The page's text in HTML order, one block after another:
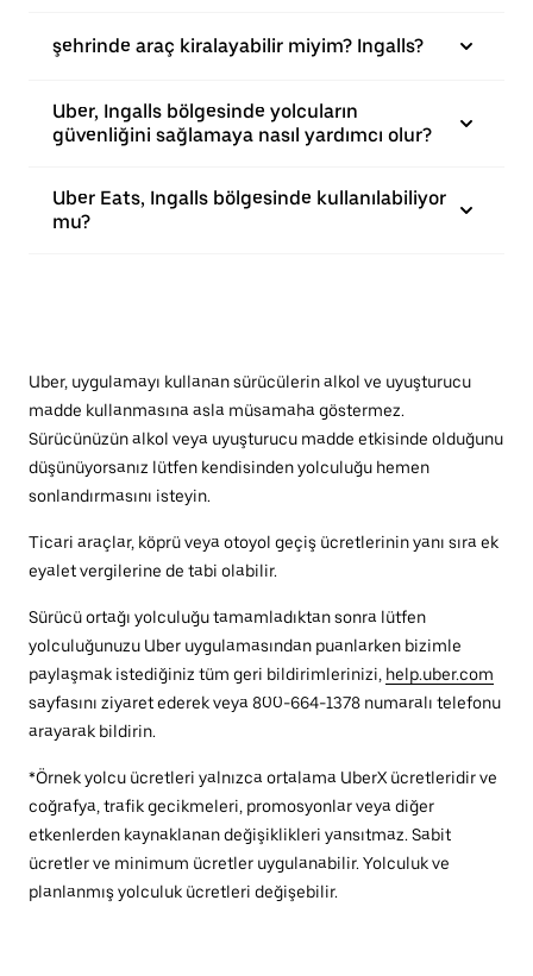
şehrinde araç kiralayabilir miyim? Ingalls?
Uber, Ingalls bölgesinde yolcuların
güvenliğini sağlamaya nasıl yardımcı olur?
Uber Eats, Ingalls bölgesinde kullanılabiliyor
mu?
Uber, uygulamayı kullanan sürücülerin alkol ve uyuşturucu
madde kullanmasına asla müsamaha göstermez.
Sürücünüzün alkol veya uyuşturucu madde etkisinde olduğunu
düşünüyorsanız lütfen kendisinden yolculuğu hemen
sonlandırmasını isteyin.
Ticari araçlar, köprü veya otoyol geçiş ücretlerinin yanı sıra ek
eyalet vergilerine de tabi olabilir.
Sürücü ortağı yolculuğu tamamladıktan sonra lütfen
yolculuğunuzu Uber uygulamasından puanlarken bizimle
paylaşmak istediğiniz tüm geri bildirimlerinizi, help.uber.com
sayfasını ziyaret ederek veya 800-664-1378 numaralı telefonu
arayarak bildirin.
*Örnek yolcu ücretleri yalnızca ortalama UberX ücretleridir ve
coğrafya, trafik gecikmeleri, promosyonlar veya diğer
etkenlerden kaynaklanan değişiklikleri yansıtmaz. Sabit
ücretler ve minimum ücretler uygulanabilir. Yolculuk ve
planlanmış yolculuk ücretleri değişebilir.